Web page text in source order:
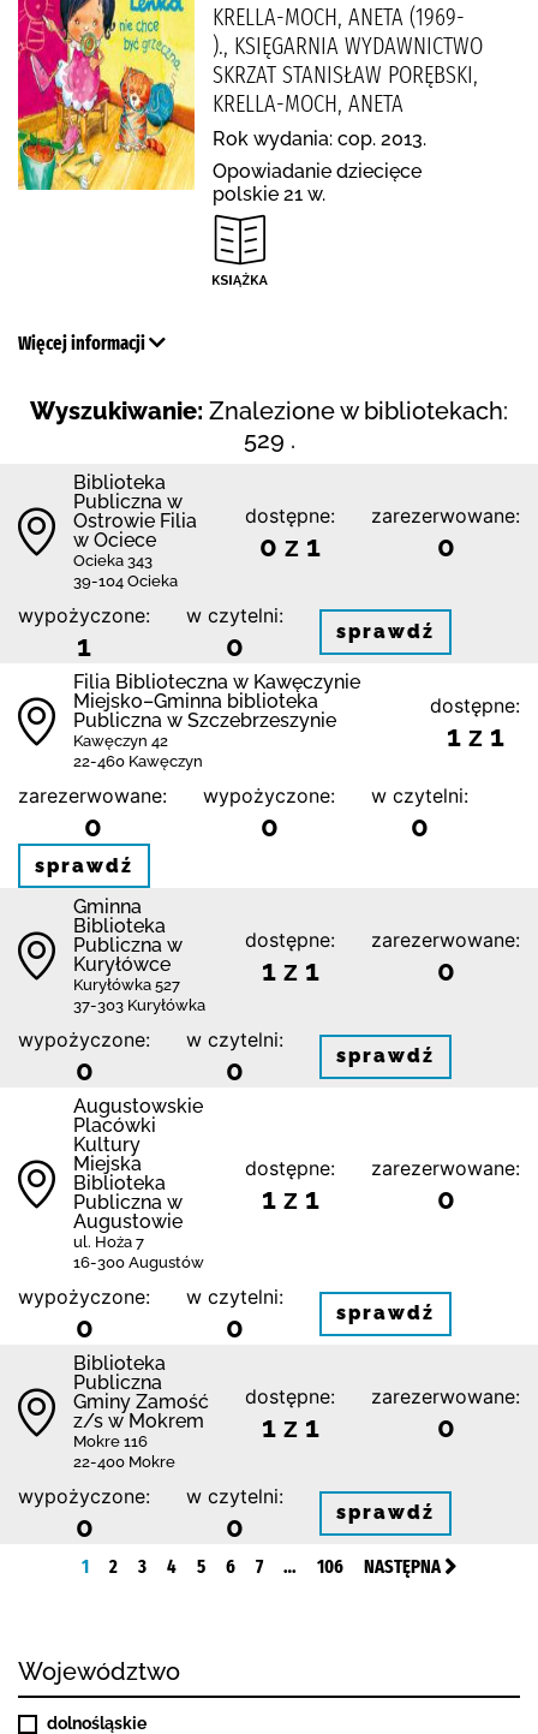
KRELLA-MOCH, ANETA (1969-
)., KSIĘGARNIA WYDAWNICTWO
SKRZAT STANISŁAW PORĘBSKI,
KRELLA-MOCH, ANETA
Rok wydania: cop. 2013.
Opowiadanie dziecięce
polskie 21 w.
Więcej informacji
Wyszukiwanie: Znalezione w bibliotekach:
529 .
Biblioteka
Publiczna w
Ostrowie Filia
w Ociece
Ocieka 343
39-104 Ocieka
dostępne:
0 z 1
zarezerwowane:
0
wypożyczone:
1
w czytelni:
0 sprawdź
Filia Biblioteczna w Kawęczynie
Miejsko–Gminna biblioteka
Publiczna w Szczebrzeszynie
Kawęczyn 42
22-460 Kawęczyn
dostępne:
1 z 1
zarezerwowane:
0
wypożyczone:
0
w czytelni:
0
sprawdź
Gminna
Biblioteka
Publiczna w
Kuryłówce
Kuryłówka 527
37-303 Kuryłówka
dostępne:
1 z 1
zarezerwowane:
0
wypożyczone:
0
w czytelni:
0 sprawdź
Augustowskie
Placówki
Kultury
Miejska
Biblioteka
Publiczna w
Augustowie
ul. Hoża 7
16-300 Augustów
dostępne:
1 z 1
zarezerwowane:
0
wypożyczone:
0
w czytelni:
0 sprawdź
Biblio­teka
Publiczna
Gminy Zamość
z/s w Mokrem
Mokre 116
22-400 Mokre
dostępne:
1 z 1
zarezerwowane:
0
wypożyczone:
0
w czytelni:
0 sprawdź
1 2 3 4 5 6 7 … 106 NASTĘPNA
Województwo
dolnośląskie